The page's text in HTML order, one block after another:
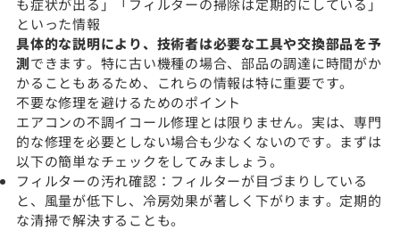
といった情報
具体的な説明により、技術者は必要な工具や交換部品を予
測できます。特に古い機種の場合、部品の調達に時間がか
かることもあるため、これらの情報は特に重要です。
不要な修理を避けるためのポイント
エアコンの不調イコール修理とは限りません。実は、専門
的な修理を必要としない場合も少なくないのです。まずは
以下の簡単なチェックをしてみましょう。
フィルターの汚れ確認：フィルターが目づまりしている
と、風量が低下し、冷房効果が著しく下がります。定期的
な清掃で解決することも。